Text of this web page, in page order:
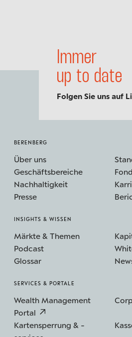
Immer
up to date
Folgen Sie uns auf
BERENBERG
Über uns
Geschäftsbereiche
Nachhaltigkeit
Presse
INSIGHTS & WISSEN
Märkte & Themen
Podcast
Glossar
SERVICES & PORTALE
Wealth Management
Portal
Kartensperrung & -